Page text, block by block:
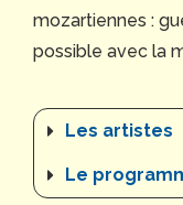
mozartiennes :
possible avec la
Les artistes
Le